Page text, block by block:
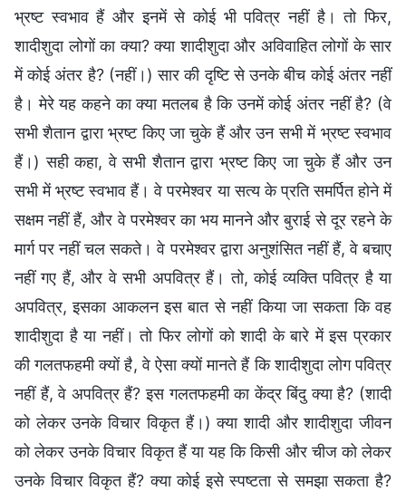
भ्रष्ट स्वभाव हैं और इनमें से कोई भी पवित्र नहीं है। तो फिर,
शादीशुदा लोगों का क्या? क्या शादीशुदा और अविवाहित लोगों के सार
में कोई अंतर है? (नहीं।) सार की दृष्टि से उनके बीच कोई अंतर नहीं
है। मेरे यह कहने का क्या मतलब है कि उनमें कोई अंतर नहीं है? (वे
सभी शैतान द्वारा भ्रष्ट किए जा चुके हैं और उन सभी में भ्रष्ट स्वभाव
हैं।) सही कहा, वे सभी शैतान द्वारा भ्रष्ट किए जा चुके हैं और उन
सभी में भ्रष्ट स्वभाव हैं। वे परमेश्वर या सत्य के प्रति समर्पित होने में
सक्षम नहीं हैं, और वे परमेश्वर का भय मानने और बुराई से दूर रहने के
मार्ग पर नहीं चल सकते। वे परमेश्वर द्वारा अनुशंसित नहीं हैं, वे बचाए
नहीं गए हैं, और वे सभी अपवित्र हैं। तो, कोई व्यक्ति पवित्र है या
अपवित्र, इसका आकलन इस बात से नहीं किया जा सकता कि वह
शादीशुदा है या नहीं। तो फिर लोगों को शादी के बारे में इस प्रकार
की गलतफहमी क्यों है, वे ऐसा क्यों मानते हैं कि शादीशुदा लोग पवित्र
नहीं हैं, वे अपवित्र हैं? इस गलतफहमी का केंद्र बिंदु क्या है? (शादी
को लेकर उनके विचार विकृत हैं।) क्या शादी और शादीशुदा जीवन
को लेकर उनके विचार विकृत हैं या यह कि किसी और चीज को लेकर
उनके विचार विकृत हैं? क्या कोई इसे स्पष्टता से समझा सकता है?